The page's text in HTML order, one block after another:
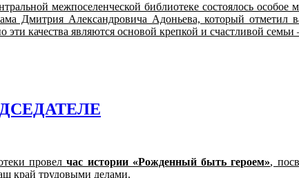
межпоселенческой библиотеке состоялось особое
Дмитрия Александровича Адоньева, который
качества являются основой крепкой и счастливой
провелчас истории «Рожденный быть героем»,
край трудовыми делами.